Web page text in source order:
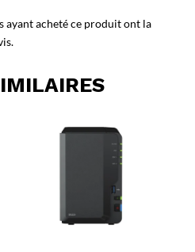
ayant acheté ce produit ont la